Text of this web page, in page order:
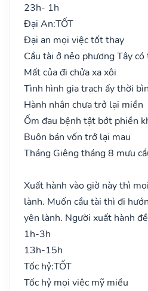
23h- 1h
Đại An:TỐT
Đại an mọi việc tốt thay
Cầu tài ở nẻo phương Tây có
Mất của đi chửa xa xôi
Tình hình gia trạch ấy thời
Hành nhân chưa trở lại miền
Ốm đau bệnh tật bớt phiền
Buôn bán vốn trở lại mau
Tháng Giêng tháng 8 mưu
Xuất hành vào giờ này thì
lành. Muốn cầu tài thì đi
yên lành. Người xuất hành
1h-3h
13h-15h
Tốc hỷ:TỐT
Tốc hỷ mọi việc mỹ miều